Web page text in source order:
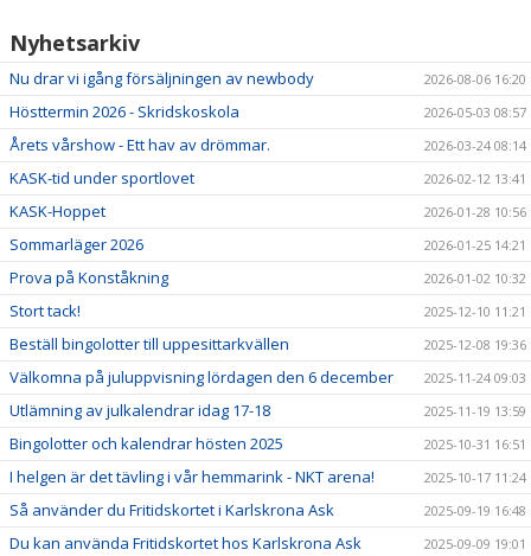
Nyhetsarkiv
Nu drar vi igång försäljningen av newbody 2026-08-06 16:20
Hösttermin 2026 - Skridskoskola 2026-05-03 08:57
Årets vårshow - Ett hav av drömmar. 2026-03-24 08:14
KASK-tid under sportlovet 2026-02-12 13:41
KASK-Hoppet 2026-01-28 10:56
Sommarläger 2026 2026-01-25 14:21
Prova på Konståkning 2026-01-02 10:32
Stort tack! 2025-12-10 11:21
Beställ bingolotter till uppesittarkvällen 2025-12-08 19:36
Välkomna på juluppvisning lördagen den 6 december 2025-11-24 09:03
Utlämning av julkalendrar idag 17-18 2025-11-19 13:59
Bingolotter och kalendrar hösten 2025 2025-10-31 16:51
I helgen är det tävling i vår hemmarink - NKT arena! 2025-10-17 11:24
Så använder du Fritidskortet i Karlskrona Ask 2025-09-19 16:48
Du kan använda Fritidskortet hos Karlskrona Ask 2025-09-09 19:01